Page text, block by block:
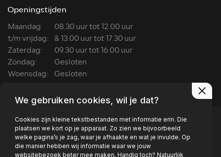
Openingstijden
Maandag
08.30 uur tot 12.00 uur
t/m vrijdag: & 13.00 uur tot 17.30 uur
Zaterdag:
09.30 uur tot 16.00 uur
Zondag:
Gesloten
Woensdag:
Gesloten
Privacy policy
We gebruiken cookies, wil je dat?
Cookies zijn kleine tekstbestanden met informatie erin. Die
plaatsen we kort op je apparaat. Zo zien we bijvoorbeeld
welke pagina’s je zag, waar je afhaakte en wat je invulde. Op
die manier hebben wij informatie waar we jouw
websitebezoek beter mee maken. Handig toch? Natuurlijk